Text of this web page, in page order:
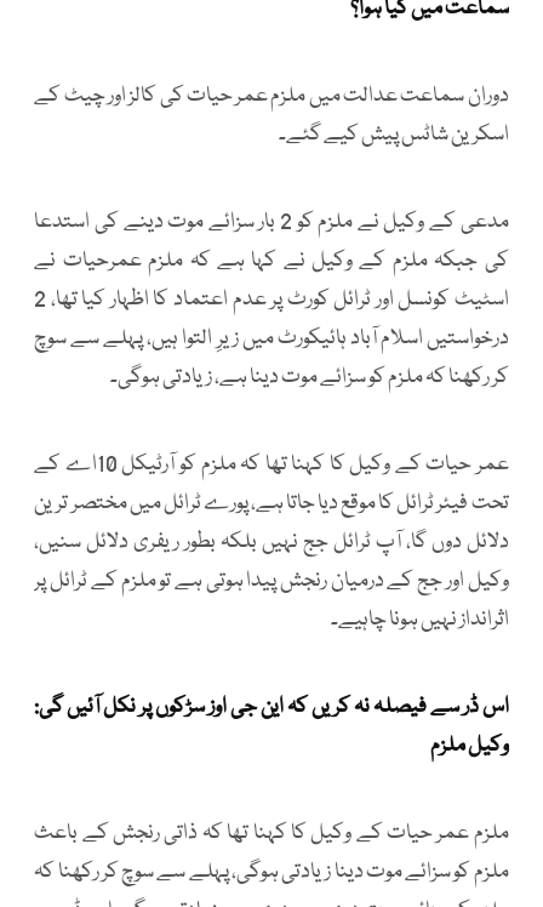
سماعت میں کیا ہوا؟
دوران سماعت عدالت میں ملزم عمر حیات کی کالز اور چیٹ کے
اسکرین شاٹس پیش کیے گئے۔
مدعی کے وکیل نے ملزم کو 2 بار سزائے موت دینے کی استدعا
کی جبکہ ملزم کے وکیل نے کہا ہے کہ ملزم عمرحیات نے
اسٹیٹ کونسل اور ٹرائل کورٹ پر عدم اعتماد کا اظہار کیا تھا، 2
درخواستیں اسلام آباد ہائیکورٹ میں زیرِ التوا ہیں، پہلے سے سوچ
کر رکھنا کہ ملزم کو سزائے موت دینا ہے، زیادتی ہوگی۔
عمر حیات کے وکیل کا کہنا تھا کہ ملزم کو آرٹیکل 10اے کے
تحت فیئر ٹرائل کا موقع دیا جاتا ہے، پورے ٹرائل میں مختصر ترین
دلائل دوں گا، آپ ٹرائل جج نہیں بلکہ بطور ریفری دلائل سنیں،
وکیل اور جج کے درمیان رنجش پیدا ہوتی ہے تو ملزم کے ٹرائل پر
اثرانداز نہیں ہونا چاہیے۔
اس ڈر سے فیصلہ نہ کریں کہ این جی اوز سڑکوں پر نکل آئیں گی:
وکیل ملزم
ملزم عمر حیات کے وکیل کا کہنا تھا کہ ذاتی رنجش کے باعث
ملزم کو سزائے موت دینا زیادتی ہوگی، پہلے سے سوچ کر رکھنا کہ